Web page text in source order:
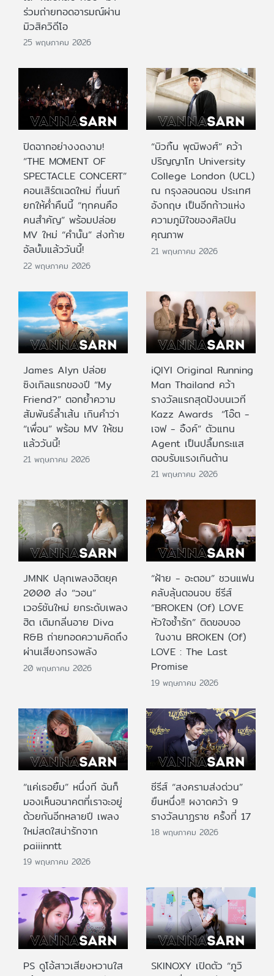
ร่วมถ่ายทอดอารมณ์ผ่าน
มิวสิควิดีโอ
25 พฤษภาคม 2026
ปิดฉากอย่างงดงาม!
“THE MOMENT OF
SPECTACLE CONCERT”
คอนเสิร์ตเฉดใหม่ ที่นนท์
ยกให้ค่ำคืนนี้ “ทุกคนคือ
คนสำคัญ” พร้อมปล่อย
MV ใหม่ “คำนั้น” ส่งท้าย
อัลบั้มแล้ววันนี้!
22 พฤษภาคม 2026
“บิวกิ้น พุฒิพงศ์” คว้า
ปริญญาโท University
College London (UCL)
ณ กรุงลอนดอน ประเทศ
อังกฤษ เป็นอีกก้าวแห่ง
ความภูมิใจของศิลปิน
คุณภาพ
21 พฤษภาคม 2026
James Alyn ปล่อย
ซิงเกิลแรกของปี “My
Friend?” ตอกย้ำความ
สัมพันธ์ล้ำเส้น เกินคำว่า
“เพื่อน” พร้อม MV ให้ชม
แล้ววันนี้!
21 พฤษภาคม 2026
iQIYI Original Running
Man Thailand คว้า
รางวัลแรกสุดปังบนเวที
Kazz Awards “โอ๊ต -
เจฟ - อิ้งค์” ตัวแทน
Agent เป็นปลื้มกระแส
ตอบรับแรงเกินต้าน
21 พฤษภาคม 2026
JMNK ปลุกเพลงฮิตยุค
2000 ส่ง “วอน”
เวอร์ชันใหม่ ยกระดับเพลง
ฮิต เติมกลิ่นอาย Diva
R&B ถ่ายทอดความคิดถึง
ผ่านเสียงทรงพลัง
20 พฤษภาคม 2026
“ฝ้าย - อะตอม” ชวนแฟน
คลับลุ้นตอนจบ ซีรีส์
“BROKEN (Of) LOVE
หัวใจช้ำรัก” ติดขอบจอ
ในงาน BROKEN (Of)
LOVE : The Last
Promise
19 พฤษภาคม 2026
“แค่เธอยิ้ม” หนึ่งที ฉันก็
มองเห็นอนาคตที่เราจะอยู่
ด้วยกันอีกหลายปี เพลง
ใหม่สดใสน่ารักจาก
paiiinntt
19 พฤษภาคม 2026
ซีรีส์ “สงครามส่งด่วน”
ยืนหนึ่ง!! ผงาดคว้า 9
รางวัลนาฏราช ครั้งที่ 17
18 พฤษภาคม 2026
PS ดูโอ้สาวเสียงหวานใส
SKINOXY เปิดตัว “ภูวิ